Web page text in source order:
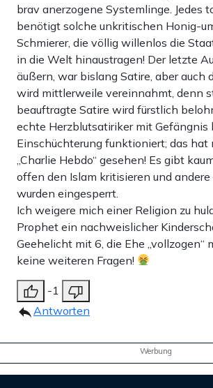
brav anerzogene Systemlinge. Jedes
benötigt solche unkritischen Honig-
Schmierer, die völlig willenlos die
in die Welt hinaustragen! Der letzte
äußern, war bislang Satire, aber auch
wird mittlerweile vereinnahmt, denn
beauftragte Satire wird fürstlich
echte Herzblutsatiriker mit Gefängnis
Einschüchterung funktioniert; das hat
„Charlie Hebdo“ gesehen! Es gibt
offen den Islam kritisieren und andere
wurden eingesperrt.
Ich weigere mich einer Religion zu
Prophet ein nachweislicher
Geehelicht mit 6, die Ehe „vollzogen“
keine weiteren Fragen!
-1
Antworten
Werbung